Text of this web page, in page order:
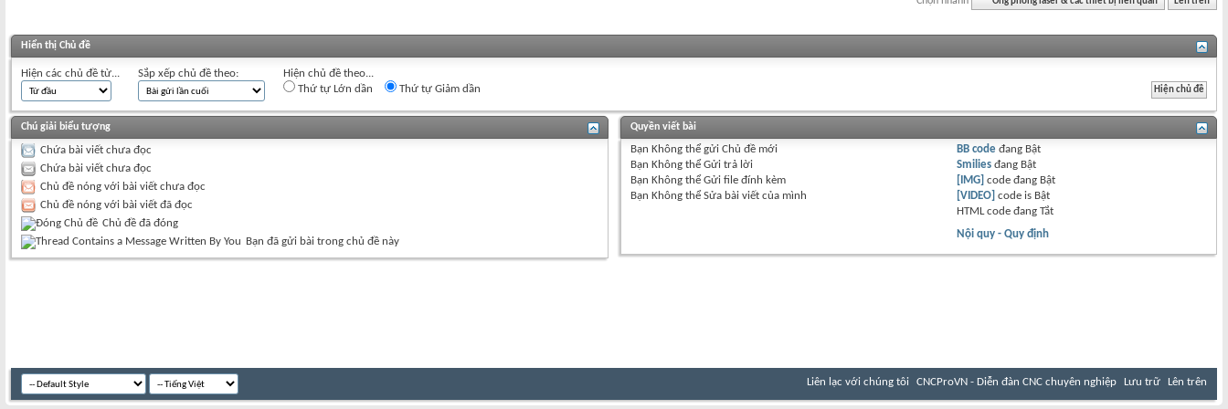
Hiển thị Chủ đề
Hiện các chủ đề từ... Sắp xếp chủ đề theo:
Hiện chủ đề theo...
Thứ tự Lớn dần
Thứ tự Giảm dần
Chú giải biểu tượng
Chứa bài viết chưa đọc
Chứa bài viết chưa đọc
Chủ đề nóng với bài viết chưa đọc
Chủ đề nóng với bài viết đã đọc
Chủ đề đã đóng
Bạn đã gửi bài trong chủ đề này
Quyền viết bài
Bạn Không thểgửi Chủ đề mới
Bạn Không thểGửi trả lời
Bạn Không thểGửi file đính kèm
Bạn Không thểSửa bài viết của mình
BB code đang Bật
Smilies đang Bật
[IMG] code đang Bật
[VIDEO] code is Bật
HTML code đangTắt
Nội quy - Quy định
Liên lạc với chúng tôi CNCProVN - Diễn đàn CNC chuyên nghiệp Lưu trữ Lên trên